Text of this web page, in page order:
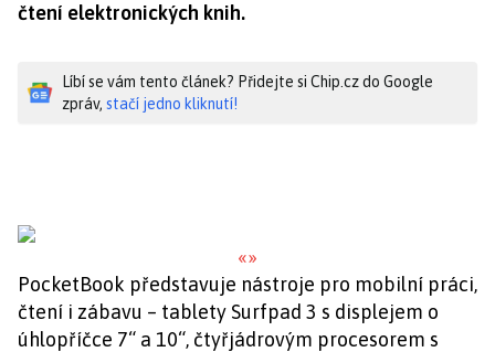
čtení elektronických knih.
Líbí se vám tento článek? Přidejte si Chip.cz do Google
zpráv, stačí jedno kliknutí!
«»
PocketBook představuje nástroje pro mobilní práci,
čtení i zábavu – tablety Surfpad 3 s displejem o
úhlopříčce 7“ a 10“, čtyřjádrovým procesorem s